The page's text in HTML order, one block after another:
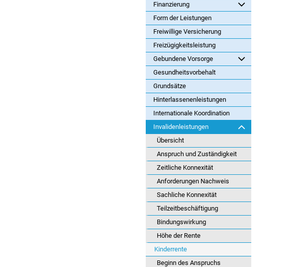
Finanzierung
Form der Leistungen
Freiwillige Versicherung
Freizügigkeitsleistung
Gebundene Vorsorge
Gesundheitsvorbehalt
Grundsätze
Hinterlassenenleistungen
Internationale Koordination
Invalidenleistungen
Übersicht
Anspruch und Zuständigkeit
Zeitliche Konnexität
Anforderungen Nachweis
Sachliche Konnexität
Teilzeitbeschäftigung
Bindungswirkung
Höhe der Rente
Kinderrente
Beginn des Anspruchs